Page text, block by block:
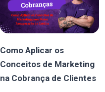
Como Aplicar os
Conceitos de Marketing
na Cobrança de Clientes